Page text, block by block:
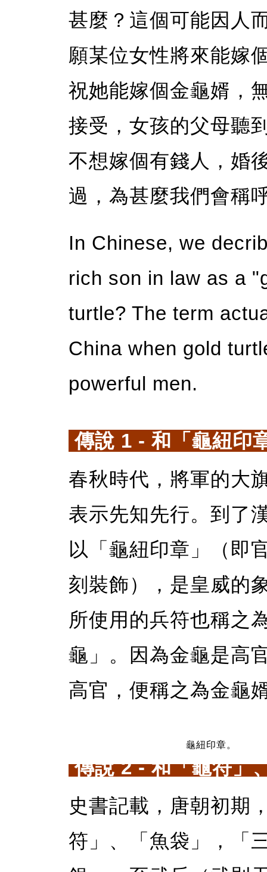
甚麼？這個可能因人
願某位女性將來能嫁
祝她能嫁個金龜婿，
接受，女孩的父母聽
不想嫁個有錢人，婚
過，為甚麼我們會稱
In Chinese, we
rich son in law as a
turtle? The term
China when gold
powerful men.
傳說 1 - 和「龜紐印
春秋時代，將軍的大
表示先知先行。到了
以「龜紐印章」（即
刻裝飾），是皇威的
所使用的兵符也稱之
龜」。因為金龜是高
高官，便稱之為金龜
龜紐印章。
傳說 2 - 和「龜符」
史書記載，唐朝初期
符」、「魚袋」，「